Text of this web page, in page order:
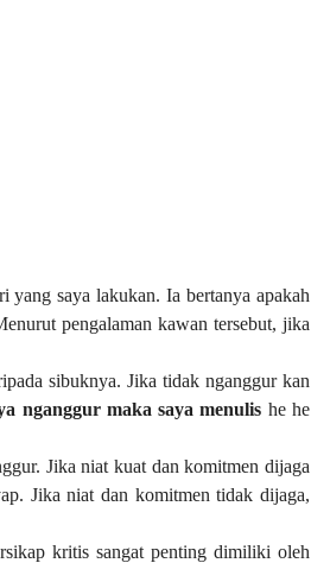
yang saya lakukan. Ia bertanya apakah
pengalaman kawan tersebut, jika
sibuknya. Jika tidak nganggur kan
nganggur maka saya menulis he he
Jika niat kuat dan komitmen dijaga
Jika niat dan komitmen tidak dijaga,
kritis sangat penting dimiliki oleh